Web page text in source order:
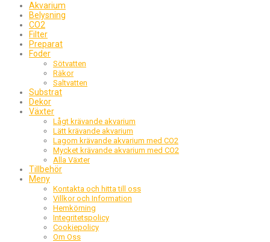
Akvarium
Belysning
CO2
Filter
Preparat
Foder
Sötvatten
Räkor
Saltvatten
Substrat
Dekor
Växter
Lågt krävande akvarium
Lätt krävande akvarium
Lagom krävande akvarium med CO2
Mycket krävande akvarium med CO2
Alla Växter
Tillbehör
Meny
Kontakta och hitta till oss
Villkor och Information
Hemkörning
Integritetspolicy
Cookiepolicy
Om Oss